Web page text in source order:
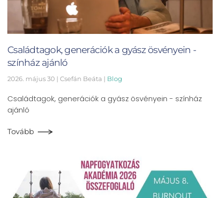
Családtagok, generációk a gyász ösvényein -
színház ajánló
2026. május 30 | Csefán Beáta | Blog
Családtagok, generációk a gyász ösvényein - színház
ajánló
Tovább